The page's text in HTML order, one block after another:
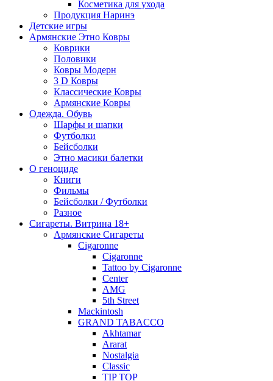
Косметика для ухода
Продукция Наринэ
Детские игры
Армянские Этно Ковры
Коврики
Половики
Ковры Модерн
3 D Ковры
Классические Ковры
Армянские Ковры
Одежда. Обувь
Шарфы и шапки
Футболки
Бейсболки
Этно масики балетки
О геноциде
Книги
Фильмы
Бейсболки / Футболки
Разное
Сигареты. Витрина 18+
Армянские Сигареты
Cigaronne
Cigaronne
Tattoo by Cigaronne
Center
AMG
5th Street
Mackintosh
GRAND TABACCO
Akhtamar
Ararat
Nostalgia
Classic
TIP TOP